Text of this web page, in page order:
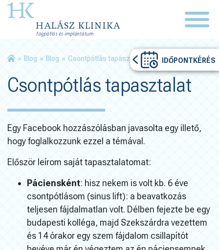
IDŐPONTKÉRÉS
» Blog » Blog » Csontpótlás tapasztalat
Csontpótlás tapasztalat
Egy Facebook hozzászólásban javasolta egy illető,
hogy foglalkozzunk ezzel a témával.
Először leírom saját tapasztalatomat:
Páciensként: hisz nekem is volt kb. 6 éve
csontpótlásom (sinus lift): a beavatkozás
teljesen fájdalmatlan volt. Délben fejezte be egy
budapesti kolléga, majd Szekszárdra vezettem
és 14 órakor egy szem fájdalom csillapítót